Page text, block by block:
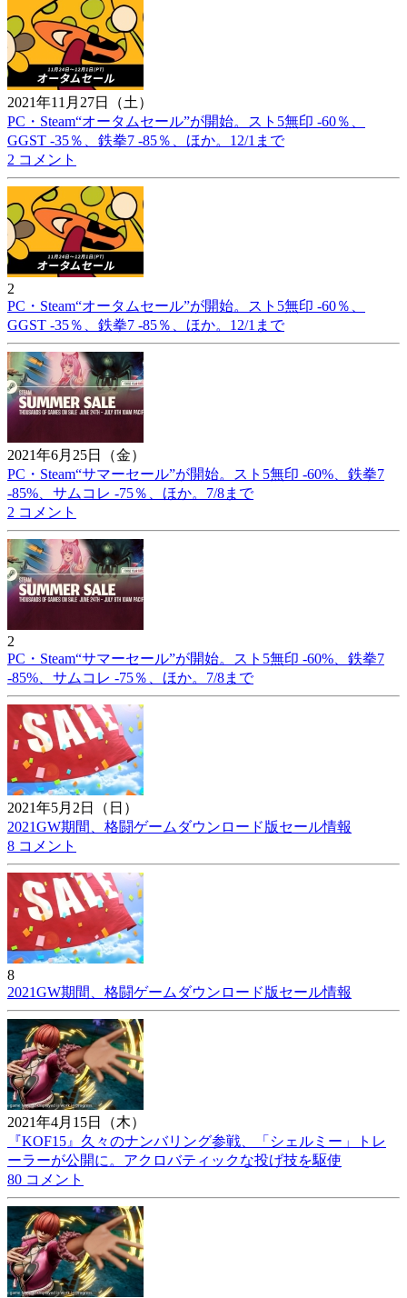
2021年11月27日（土）
PC・Steam“オータムセール”が開始。スト5無印 -60％、
GGST -35％、鉄拳7 -85％、ほか。12/1まで
2 コメント
2
PC・Steam“オータムセール”が開始。スト5無印 -60％、
GGST -35％、鉄拳7 -85％、ほか。12/1まで
2021年6月25日（金）
PC・Steam“サマーセール”が開始。スト5無印 -60%、鉄拳7
-85%、サムコレ -75％、ほか。7/8まで
2 コメント
2
PC・Steam“サマーセール”が開始。スト5無印 -60%、鉄拳7
-85%、サムコレ -75％、ほか。7/8まで
2021年5月2日（日）
2021GW期間、格闘ゲームダウンロード版セール情報
8 コメント
8
2021GW期間、格闘ゲームダウンロード版セール情報
2021年4月15日（木）
『KOF15』久々のナンバリング参戦、「シェルミー」トレ
ーラーが公開に。アクロバティックな投げ技を駆使
80 コメント